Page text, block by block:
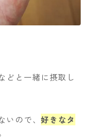
どと一緒に摂取し
いので、好きなタ